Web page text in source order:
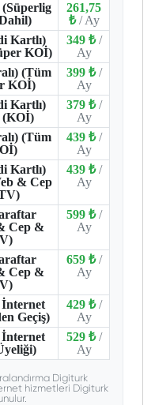
(Süperlig
261,75
₺ / Ay
Kartlı)
KOİ)
349 ₺ /
Ay
(Tüm
KOİ)
399 ₺ /
Ay
Kartlı)
(KOİ)
379 ₺ /
Ay
(Tüm
439 ₺ /
Ay
Kartlı)
& Cep
439 ₺ /
Ay
Cep &
599 ₺ /
Ay
Cep &
659 ₺ /
Ay
Geçiş)
429 ₺ /
Ay
529 ₺ /
Ay
Digiturk
hizmetleri Digiturk